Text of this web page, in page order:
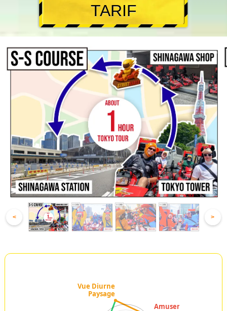
TARIF
< >